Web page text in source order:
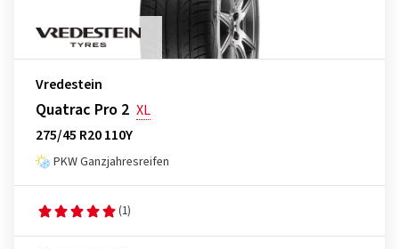
Vredestein
Quatrac Pro 2 XL
275/45 R20 110Y
PKW Ganzjahresreifen
(1)